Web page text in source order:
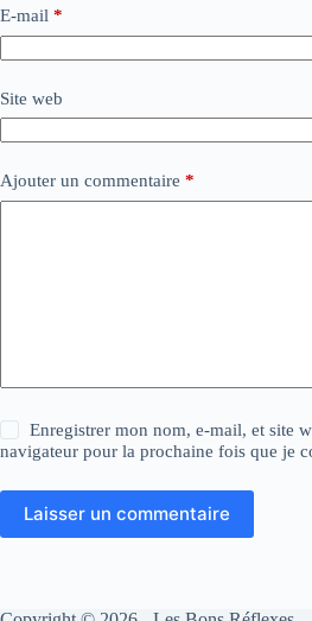
E-mail *
Site web
Ajouter un commentaire *
Enregistrer mon nom, e-mail, et site
navigateur pour la prochaine fois que je
Laisser un commentaire